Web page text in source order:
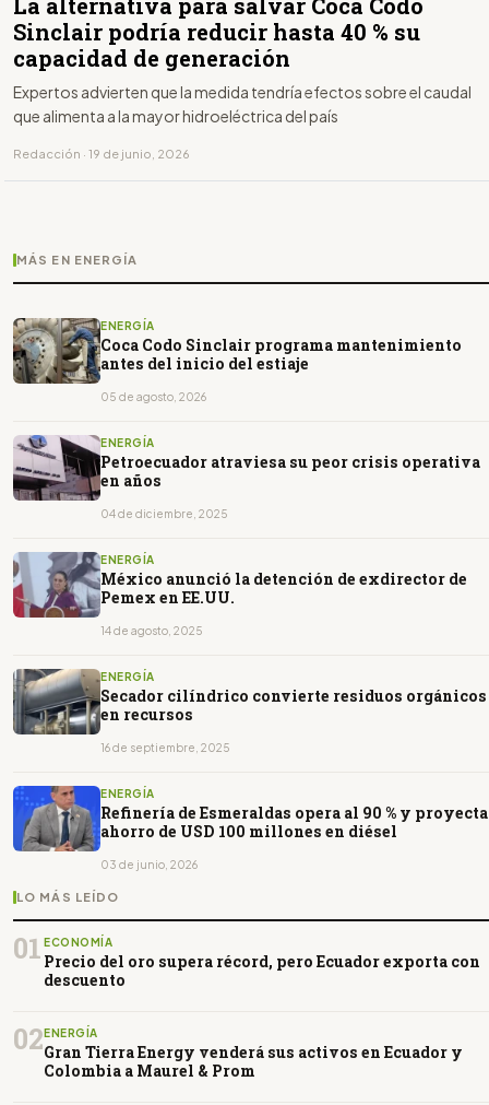
La alternativa para salvar Coca Codo
Sinclair podría reducir hasta 40 % su
capacidad de generación
Expertos advierten que la medida tendría efectos sobre el caudal
que alimenta a la mayor hidroeléctrica del país
Redacción · 19 de junio, 2026
MÁS EN ENERGÍA
ENERGÍA
Coca Codo Sinclair programa mantenimiento
antes del inicio del estiaje
05 de agosto, 2026
ENERGÍA
Petroecuador atraviesa su peor crisis operativa
en años
04 de diciembre, 2025
ENERGÍA
México anunció la detención de exdirector de
Pemex en EE.UU.
14 de agosto, 2025
ENERGÍA
Secador cilíndrico convierte residuos orgánicos
en recursos
16 de septiembre, 2025
ENERGÍA
Refinería de Esmeraldas opera al 90 % y proyecta
ahorro de USD 100 millones en diésel
03 de junio, 2026
LO MÁS LEÍDO
01 ECONOMÍA
Precio del oro supera récord, pero Ecuador exporta con
descuento
02 ENERGÍA
Gran Tierra Energy venderá sus activos en Ecuador y
Colombia a Maurel & Prom